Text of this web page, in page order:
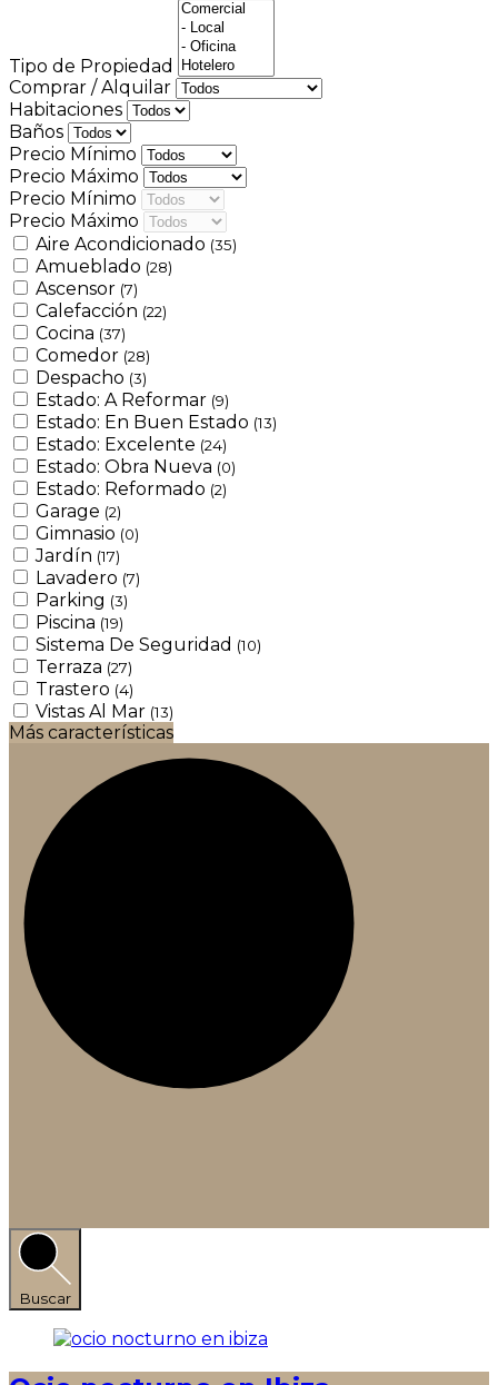
Tipo de Propiedad
Comprar / Alquilar
Habitaciones
Baños
Precio Mínimo
Precio Máximo
Precio Mínimo
Precio Máximo
Aire Acondicionado (35)
Amueblado (28)
Ascensor (7)
Calefacción (22)
Cocina (37)
Comedor (28)
Despacho (3)
Estado: A Reformar (9)
Estado: En Buen Estado (13)
Estado: Excelente (24)
Estado: Obra Nueva (0)
Estado: Reformado (2)
Garage (2)
Gimnasio (0)
Jardín (17)
Lavadero (7)
Parking (3)
Piscina (19)
Sistema De Seguridad (10)
Terraza (27)
Trastero (4)
Vistas Al Mar (13)
Más características
Buscar